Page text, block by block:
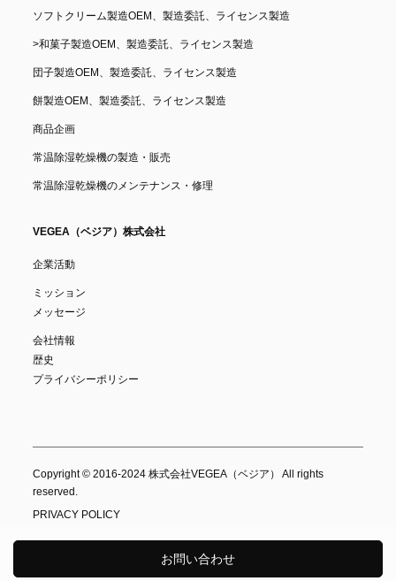
お問い合わせ
ソフトクリーム製造OEM、製造委託、ライセンス製造
>和菓子製造OEM、製造委託、ライセンス製造
団子製造OEM、製造委託、ライセンス製造
餅製造OEM、製造委託、ライセンス製造
商品企画
常温除湿乾燥機の製造・販売
常温除湿乾燥機のメンテナンス・修理
VEGEA（ベジア）株式会社
企業活動
ミッション
メッセージ
会社情報
歴史
プライバシーポリシー
Copyright © 2016-2024 株式会社VEGEA（ベジア） All rights
reserved.
PRIVACY POLICY